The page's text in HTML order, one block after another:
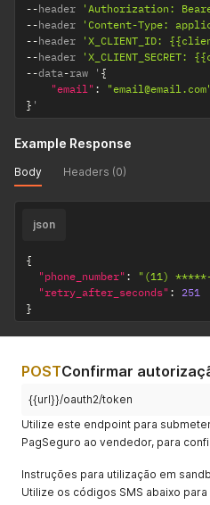
--header 'Authorization:
--header 'Content-Type:
--header 'X_CLIENT_ID:
--header
--data-raw ' {
"email" :
} '
Example Response
Body Headers (0)
json
{
"phone_number" : "(11) *****-
"retry_after_seconds" :
251
}
POSTConfirmar
{{url}}/oauth2/token
Utilize este endpoint para
PagSeguro ao vendedor, para
Instruções para utilização em
Utilize os códigos SMS abaixo